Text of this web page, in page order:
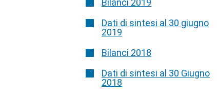
Bilanci 2019
Dati di sintesi al 30 giugno
2019
Bilanci 2018
Dati di sintesi al 30 Giugno
2018